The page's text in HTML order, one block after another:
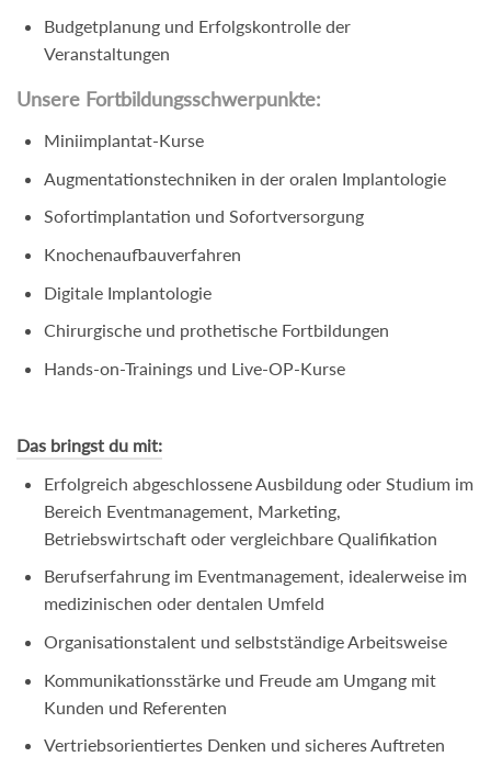
Budgetplanung und Erfolgskontrolle der
Veranstaltungen
Unsere Fortbildungsschwerpunkte:
Miniimplantat-Kurse
Augmentationstechniken in der oralen Implantologie
Sofortimplantation und Sofortversorgung
Knochenaufbauverfahren
Digitale Implantologie
Chirurgische und prothetische Fortbildungen
Hands-on-Trainings und Live-OP-Kurse
Das bringst du mit:
Erfolgreich abgeschlossene Ausbildung oder Studium im
Bereich Eventmanagement, Marketing,
Betriebswirtschaft oder vergleichbare Qualifikation
Berufserfahrung im Eventmanagement, idealerweise im
medizinischen oder dentalen Umfeld
Organisationstalent und selbstständige Arbeitsweise
Kommunikationsstärke und Freude am Umgang mit
Kunden und Referenten
Vertriebsorientiertes Denken und sicheres Auftreten